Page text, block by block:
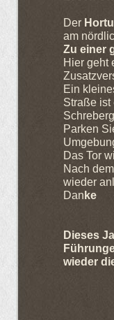
Der
am
Zu einer
Hier geht
Ein
Straße ist
Parken
Das Tor
Nach
wieder
Danke
Dieses
wieder